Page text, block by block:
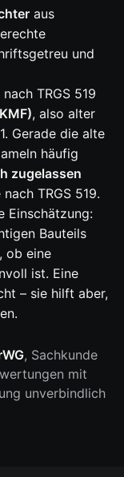
aus
und
nach TRGS 519
, also alter
Gerade die alte
häufig
zugelassen
TRGS 519.
Einschätzung:
Bauteils
ob eine
ist. Eine
– sie hilft aber,
, Sachkunde
mit
unverbindlich